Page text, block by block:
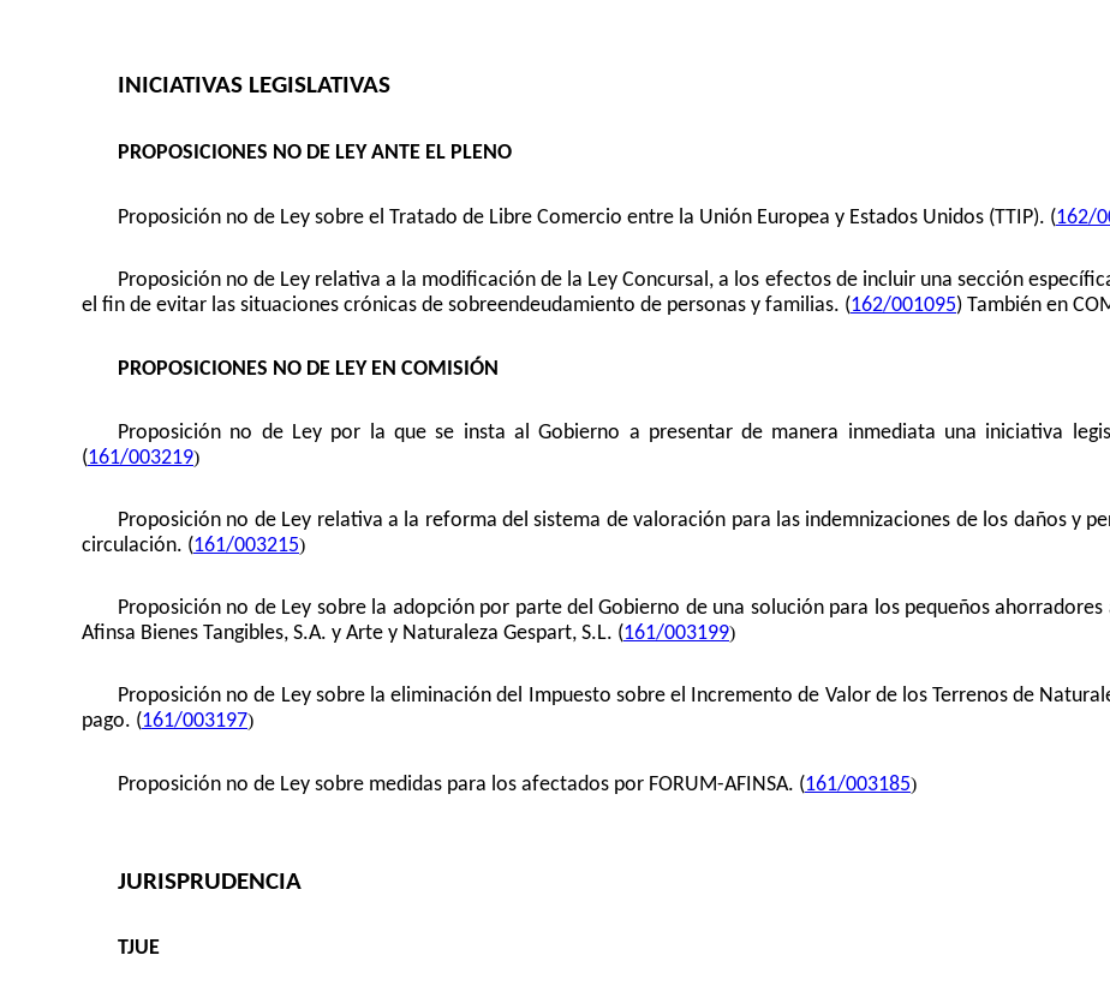
INICIATIVAS LEGISLATIVAS
PROPOSICIONES NO DE LEY ANTE EL PLENO
Proposición no de Ley sobre el Tratado de Libre Comercio entre la Unión Europea y Estados Unidos (TTIP). (162/
Proposición no de Ley relativa a la modificación de la Ley Concursal, a los efectos de incluir una sección
el fin de evitar las situaciones crónicas de sobreendeudamiento de personas y familias. (162/001095) También en
PROPOSICIONES NO DE LEY EN COMISIÓN
Proposición no de Ley por la que se insta al Gobierno a presentar de manera inmediata una iniciativa
(161/003219)
Proposición no de Ley relativa a la reforma del sistema de valoración para las indemnizaciones de los daños y
circulación. (161/003215)
Proposición no de Ley sobre la adopción por parte del Gobierno de una solución para los pequeños
Afinsa Bienes Tangibles, S.A. y Arte y Naturaleza Gespart, S.L. (161/003199)
Proposición no de Ley sobre la eliminación del Impuesto sobre el Incremento de Valor de los Terrenos de
pago. (161/003197)
Proposición no de Ley sobre medidas para los afectados por FORUM-AFINSA. (161/003185)
JURISPRUDENCIA
TJUE